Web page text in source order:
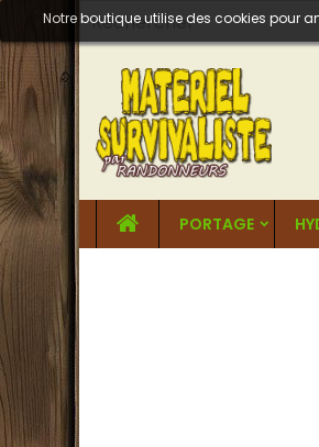
Notre boutique utilise des cookies pour
PORTAGE